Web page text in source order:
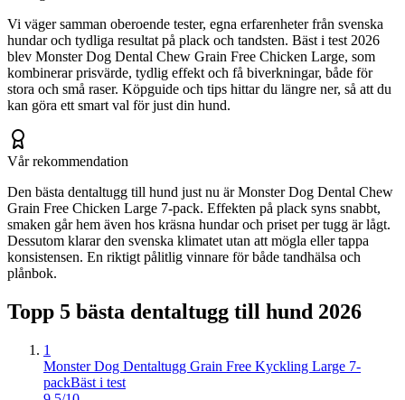
Vi väger samman oberoende tester, egna erfarenheter från svenska
hundar och tydliga resultat på plack och tandsten. Bäst i test 2026
blev Monster Dog Dental Chew Grain Free Chicken Large, som
kombinerar prisvärde, tydlig effekt och få biverkningar, både för
stora och små raser. Köpguide och tips hittar du längre ner, så att du
kan göra ett smart val för just din hund.
Vår rekommendation
Den bästa dentaltugg till hund just nu är Monster Dog Dental Chew
Grain Free Chicken Large 7-pack. Effekten på plack syns snabbt,
smaken går hem även hos kräsna hundar och priset per tugg är lågt.
Dessutom klarar den svenska klimatet utan att mögla eller tappa
konsistensen. En riktigt pålitlig vinnare för både tandhälsa och
plånbok.
Topp 5 bästa dentaltugg till hund 2026
1
Monster Dog Dentaltugg Grain Free Kyckling Large 7-
packBäst i test